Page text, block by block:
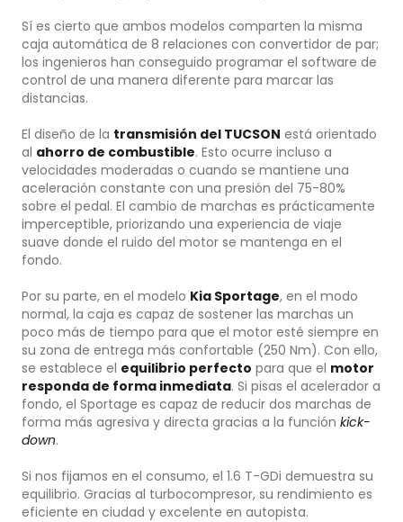
Sí es cierto que ambos modelos comparten la misma
caja automática de 8 relaciones con convertidor de par;
los ingenieros han conseguido programar el software de
control de una manera diferente para marcar las
distancias.
El diseño de la transmisión del TUCSON está orientado
al ahorro de combustible. Esto ocurre incluso a
velocidades moderadas o cuando se mantiene una
aceleración constante con una presión del 75-80%
sobre el pedal. El cambio de marchas es prácticamente
imperceptible, priorizando una experiencia de viaje
suave donde el ruido del motor se mantenga en el
fondo.
Por su parte, en el modelo Kia Sportage, en el modo
normal, la caja es capaz de sostener las marchas un
poco más de tiempo para que el motor esté siempre en
su zona de entrega más confortable (250 Nm). Con ello,
se establece el equilibrio perfecto para que el motor
responda de forma inmediata. Si pisas el acelerador a
fondo, el Sportage es capaz de reducir dos marchas de
forma más agresiva y directa gracias a la función kick-
down.
Si nos fijamos en el consumo, el 1.6 T-GDi demuestra su
equilibrio. Gracias al turbocompresor, su rendimiento es
eficiente en ciudad y excelente en autopista.